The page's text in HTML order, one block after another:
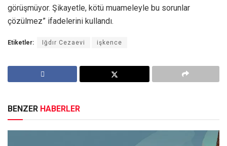
görüşmüyor. Şikayetle, kötü muameleyle bu sorunlar
çözülmez” ifadelerini kullandı.
Etiketler: Iğdır Cezaevi işkence
BENZER HABERLER